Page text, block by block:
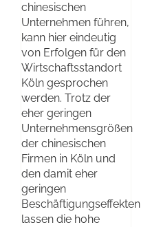
chinesischen
Unternehmen führen,
kann hier eindeutig
von Erfolgen für den
Wirtschaftsstandort
Köln gesprochen
werden. Trotz der
eher geringen
Unternehmensgrößen
der chinesischen
Firmen in Köln und
den damit eher
geringen
Beschäftigungseffekten
lassen die hohe